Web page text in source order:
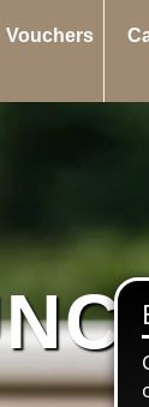
Vouchers